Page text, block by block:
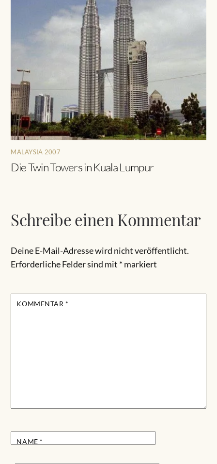
MALAYSIA 2007
Die Twin Towers in Kuala Lumpur
Schreibe einen Kommentar
Deine E-Mail-Adresse wird nicht veröffentlicht.
Erforderliche Felder sind mit *markiert
KOMMENTAR *
NAME *